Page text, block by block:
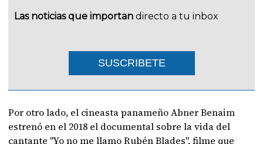
Las noticias que importan directo a tu inbox
SUSCRIBETE
Por otro lado, el cineasta panameño Abner Benaim
estrenó en el 2018 el documental sobre la vida del
cantante "Yo no me llamo Rubén Blades", filme que